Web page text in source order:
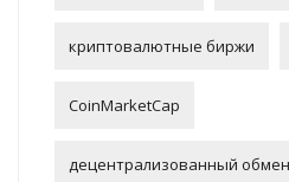
криптовалютные биржи
CoinMarketCap
децентрализованный